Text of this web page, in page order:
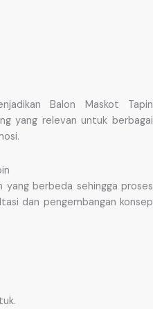
Balon Maskot Tapin
yang relevan untuk berbagai
yang berbeda sehingga proses
dan pengembangan konsep